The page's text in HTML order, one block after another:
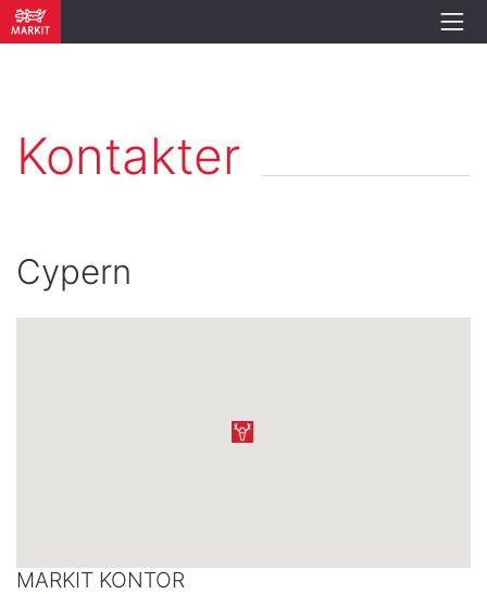
Kontakter
Cypern
MARKIT KONTOR